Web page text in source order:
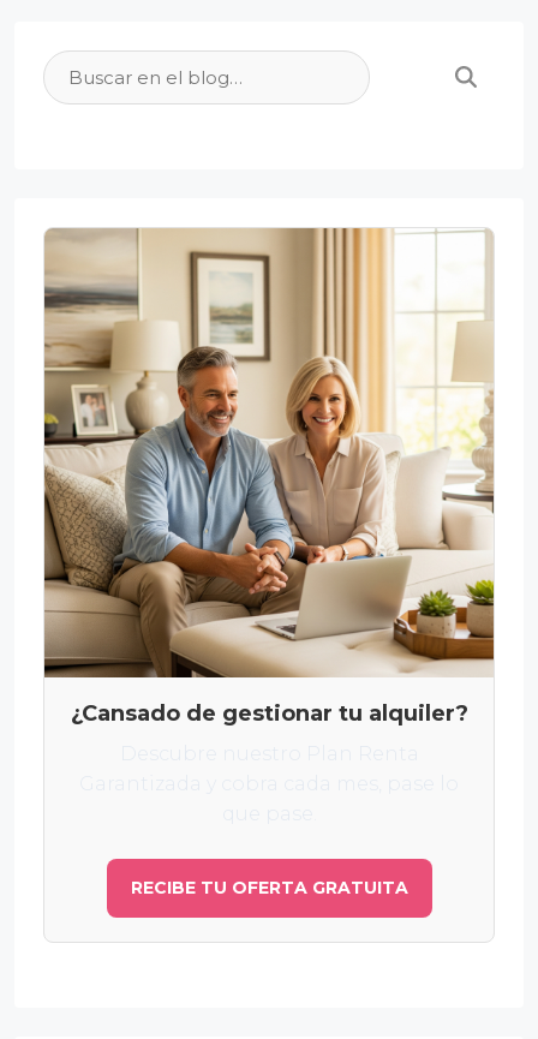
¿Cansado de gestionar tu alquiler?
RECIBE TU OFERTA GRATUITA